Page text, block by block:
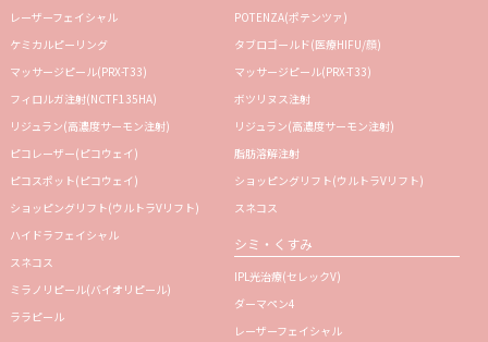
レーザーフェイシャル
ケミカルピーリング
マッサージピール(PRX-T33)
フィロルガ注射(NCTF135HA)
リジュラン(高濃度サーモン注射)
ピコレーザー(ピコウェイ)
ピコスポット(ピコウェイ)
ショッピングリフト(ウルトラVリフト)
ハイドラフェイシャル
スネコス
ミラノリピール(バイオリピール)
ララピール
POTENZA(ポテンツァ)
タブロゴールド(医療HIFU/顔)
マッサージピール(PRX-T33)
ボツリヌス注射
リジュラン(高濃度サーモン注射)
脂肪溶解注射
ショッピングリフト(ウルトラVリフト)
スネコス
シミ・くすみ
IPL光治療(セレックV)
ダーマペン4
レーザーフェイシャル